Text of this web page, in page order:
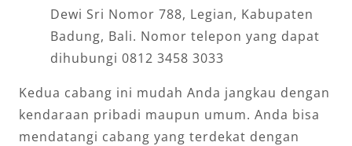
Dewi Sri Nomor 788, Legian, Kabupaten
Badung, Bali. Nomor telepon yang dapat
dihubungi 0812 3458 3033
Kedua cabang ini mudah Anda jangkau dengan
kendaraan pribadi maupun umum. Anda bisa
mendatangi cabang yang terdekat dengan